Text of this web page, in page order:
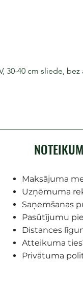
30-40 cm sliede, bez
Maksājuma
Uzņēmuma
Saņemšanas
Pasūtījumu
Distances
Atteikuma
Privātuma